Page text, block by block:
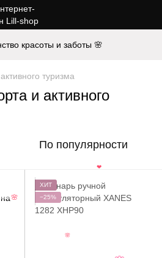
красоты и заботы 🌸
туризма
и активного
По популярности
ХИТ
−25%
🌸
❤
🌸